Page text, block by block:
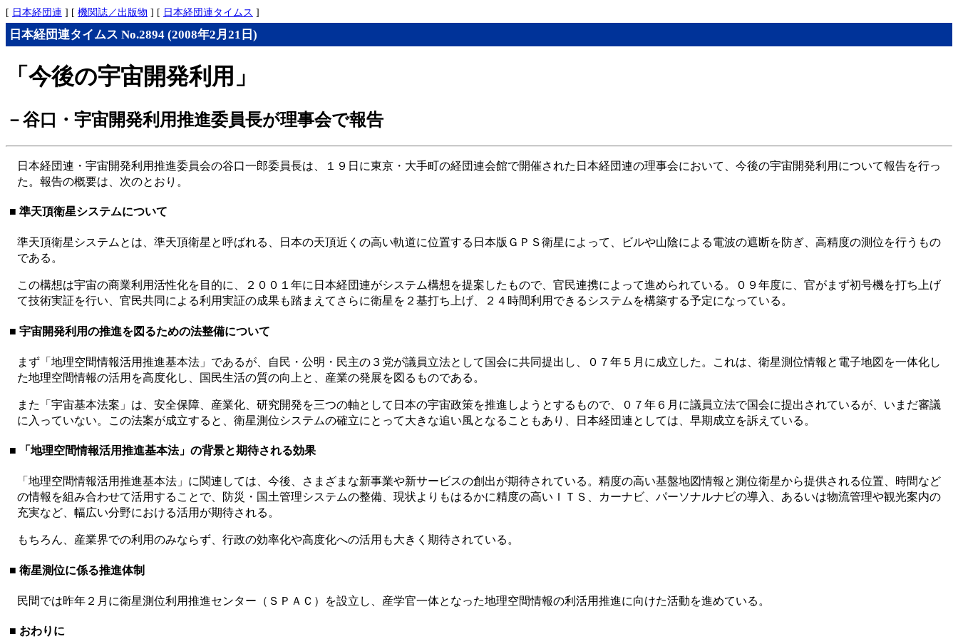
[ 日本経団連 ] [ 機関誌／出版物 ] [ 日本経団連タイムス ]
日本経団連タイムス No.2894 (2008年2月21日)
「今後の宇宙開発利用」
－谷口・宇宙開発利用推進委員長が理事会で報告
日本経団連・宇宙開発利用推進委員会の谷口一郎委員長は、１９日に東京・大手町の経団連会館で開催された日本経団連の理事会において、今後の宇宙開発利用について報告を行っ
た。報告の概要は、次のとおり。
■ 準天頂衛星システムについて
準天頂衛星システムとは、準天頂衛星と呼ばれる、日本の天頂近くの高い軌道に位置する日本版ＧＰＳ衛星によって、ビルや山陰による電波の遮断を防ぎ、高精度の測位を行うもの
である。
この構想は宇宙の商業利用活性化を目的に、２００１年に日本経団連がシステム構想を提案したもので、官民連携によって進められている。０９年度に、官がまず初号機を打ち上げ
て技術実証を行い、官民共同による利用実証の成果も踏まえてさらに衛星を２基打ち上げ、２４時間利用できるシステムを構築する予定になっている。
■ 宇宙開発利用の推進を図るための法整備について
まず「地理空間情報活用推進基本法」であるが、自民・公明・民主の３党が議員立法として国会に共同提出し、０７年５月に成立した。これは、衛星測位情報と電子地図を一体化し
た地理空間情報の活用を高度化し、国民生活の質の向上と、産業の発展を図るものである。
また「宇宙基本法案」は、安全保障、産業化、研究開発を三つの軸として日本の宇宙政策を推進しようとするもので、０７年６月に議員立法で国会に提出されているが、いまだ審議
に入っていない。この法案が成立すると、衛星測位システムの確立にとって大きな追い風となることもあり、日本経団連としては、早期成立を訴えている。
■ 「地理空間情報活用推進基本法」の背景と期待される効果
「地理空間情報活用推進基本法」に関連しては、今後、さまざまな新事業や新サービスの創出が期待されている。精度の高い基盤地図情報と測位衛星から提供される位置、時間など
の情報を組み合わせて活用することで、防災・国土管理システムの整備、現状よりもはるかに精度の高いＩＴＳ、カーナビ、パーソナルナビの導入、あるいは物流管理や観光案内の
充実など、幅広い分野における活用が期待される。
もちろん、産業界での利用のみならず、行政の効率化や高度化への活用も大きく期待されている。
■ 衛星測位に係る推進体制
民間では昨年２月に衛星測位利用推進センター（ＳＰＡＣ）を設立し、産学官一体となった地理空間情報の利活用推進に向けた活動を進めている。
■ おわりに